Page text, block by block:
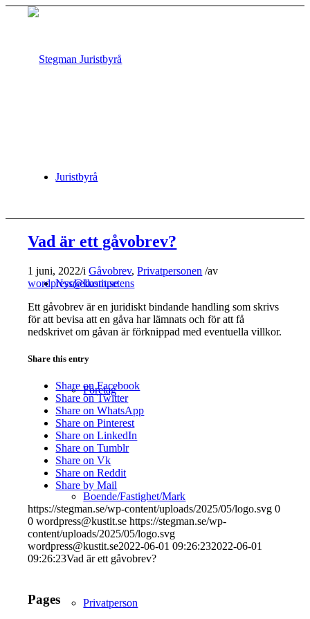
Juristbyrå
Nyckelkompetens
Företag
Boende/Fastighet/Mark
Privatperson
Vad är ett gåvobrev?
1 juni, 2022/iGåvobrev,Privatpersonen /av
wordpress@kustit.se
Ett gåvobrev är en juridiskt bindande handling som skrivs
för att bevisa att en gåva har lämnats och för att få
nedskrivet om gåvan är förknippad med eventuella villkor.
Share this entry
Share on Facebook
Share on Twitter
Share on WhatsApp
Share on Pinterest
Share on LinkedIn
Share on Tumblr
Share on Vk
Share on Reddit
Share by Mail
https://stegman.se/wp-content/uploads/2025/05/logo.svg 0
0 wordpress@kustit.se https://stegman.se/wp-
content/uploads/2025/05/logo.svg
wordpress@kustit.se2022-06-01 09:26:232022-06-01
09:26:23Vad är ett gåvobrev?
Pages